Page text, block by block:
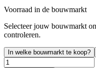
Voorraad in de bouwmarkt
Selecteer jouw bouwmarkt
controleren.
In welke bouwmarkt te koop?